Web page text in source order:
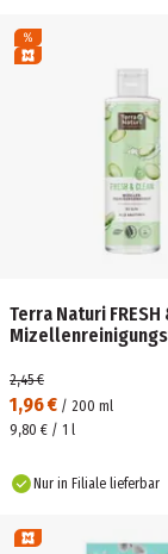
Terra Naturi FRESH
1,96 € / 200 ml
2,45 €
9,80 € / 1 l
Nur in Filiale lieferbar